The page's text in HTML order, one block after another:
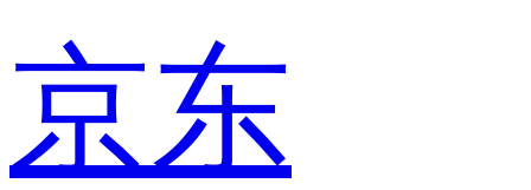
京东